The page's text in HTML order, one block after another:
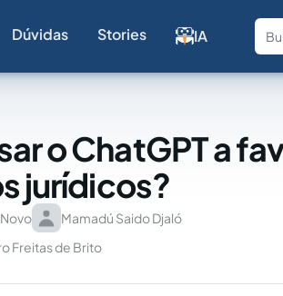
Dúvidas Stories IA
o ChatGPT a
jurídicos?
Mamadú Saido Djaló
Freitas de Brito